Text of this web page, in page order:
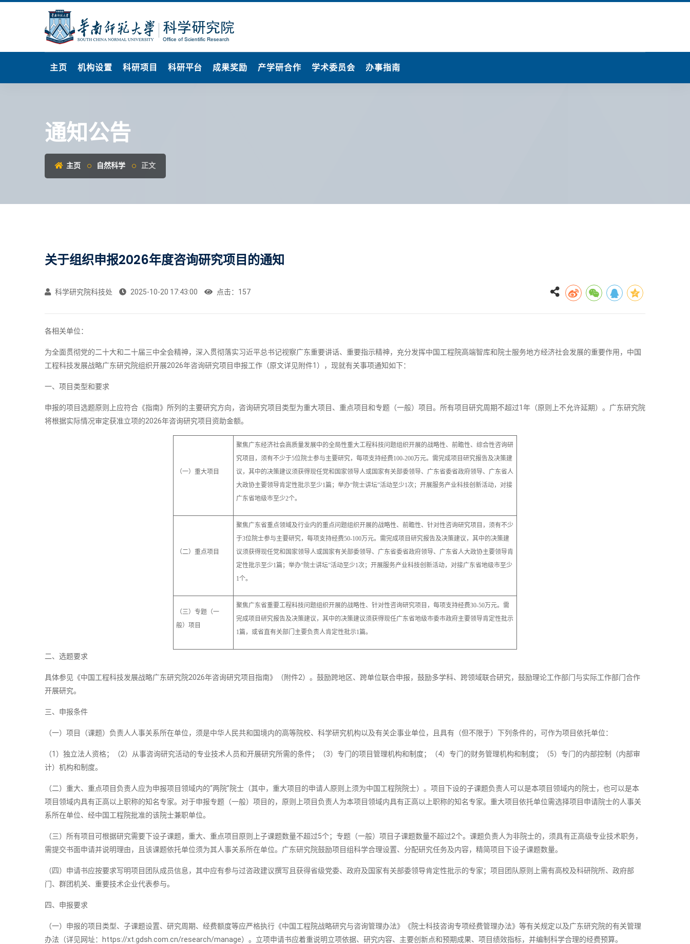
主页 机构设置 科研项目 科研平台 成果奖励 产学研合作 学术委员会 办事指南
通知公告
主页 自然科学 正文
关于组织申报2026年度咨询研究项目的通知
科学研究院科技处 2025-10-20 17:43:00 点击： 157
各相关单位：
为全面贯彻党的二十大和二十届三中全会精神，深入贯彻落实习近平总书记视察广东重要讲话、重要指示精神，充分发挥中国工程院高端智库和院士服务地方经济社会发展的重要作用，中国
工程科技发展战略广东研究院组织开展2026年咨询研究项目申报工作（原文详见附件1），现就有关事项通知如下：
一、项目类型和要求
申报的项目选题原则上应符合《指南》所列的主要研究方向，咨询研究项目类型为重大项目、重点项目和专题（一般）项目。所有项目研究周期不超过1年（原则上不允许延期）。广东研究院
将根据实际情况审定获准立项的2026年咨询研究项目资助金额。
（一）重大项目
聚焦广东经济社会高质量发展中的全局性重大工程科技问题组织开展的战略性、前瞻性、综合性咨询研
究项目，须有不少于5位院士参与主要研究，每项支持经费100-200万元。需完成项目研究报告及决策建
议，其中的决策建议须获得现任党和国家领导人或国家有关部委领导、广东省委省政府领导、广东省人
大政协主要领导肯定性批示至少1篇；举办“院士讲坛”活动至少1次；开展服务产业科技创新活动，对接
广东省地级市至少2个。
（二）重点项目
聚焦广东省重点领域及行业内的重点问题组织开展的战略性、前瞻性、针对性咨询研究项目，须有不少
于3位院士参与主要研究，每项支持经费50-100万元。需完成项目研究报告及决策建议，其中的决策建
议须获得现任党和国家领导人或国家有关部委领导、广东省委省政府领导、广东省人大政协主要领导肯
定性批示至少1篇；举办“院士讲坛”活动至少1次；开展服务产业科技创新活动，对接广东省地级市至少
1个。
（三）专题（一
般）项目
聚焦广东省重要工程科技问题组织开展的战略性、针对性咨询研究项目，每项支持经费30-50万元。需
完成项目研究报告及决策建议，其中的决策建议须获得现任广东省地级市委市政府主要领导肯定性批示
1篇，或省直有关部门主要负责人肯定性批示1篇。
二、选题要求
具体参见《中国工程科技发展战略广东研究院2026年咨询研究项目指南》（附件2）。鼓励跨地区、跨单位联合申报，鼓励多学科、跨领域联合研究，鼓励理论工作部门与实际工作部门合作
开展研究。
三、申报条件
（一）项目（课题）负责人人事关系所在单位，须是中华人民共和国境内的高等院校、科学研究机构以及有关企事业单位，且具有（但不限于）下列条件的，可作为项目依托单位：
（1）独立法人资格；（2）从事咨询研究活动的专业技术人员和开展研究所需的条件；（3）专门的项目管理机构和制度；（4）专门的财务管理机构和制度；（5）专门的内部控制（内部审
计）机构和制度。
（二）重大、重点项目负责人应为申报项目领域内的“两院”院士（其中，重大项目的申请人原则上须为中国工程院院士）。项目下设的子课题负责人可以是本项目领域内的院士，也可以是本
项目领域内具有正高以上职称的知名专家。对于申报专题（一般）项目的，原则上项目负责人为本项目领域内具有正高以上职称的知名专家。重大项目依托单位需选择项目申请院士的人事关
系所在单位、经中国工程院批准的该院士兼职单位。
（三）所有项目可根据研究需要下设子课题，重大、重点项目原则上子课题数量不超过5个；专题（一般）项目子课题数量不超过2个。课题负责人为非院士的，须具有正高级专业技术职务，
需提交书面申请并说明理由，且该课题依托单位须为其人事关系所在单位。广东研究院鼓励项目组科学合理设置、分配研究任务及内容，精简项目下设子课题数量。
（四）申请书应按要求写明项目团队成员信息，其中应有参与过咨政建议撰写且获得省级党委、政府及国家有关部委领导肯定性批示的专家；项目团队原则上需有高校及科研院所、政府部
门、群团机关、重要技术企业代表参与。
四、申报要求
（一）申报的项目类型、子课题设置、研究周期、经费额度等应严格执行《中国工程院战略研究与咨询管理办法》《院士科技咨询专项经费管理办法》等有关规定以及广东研究院的有关管理
办法（详见网址：https://xt.gdsh.com.cn/research/manage）。立项申请书应着重说明立项依据、研究内容、主要创新点和预期成果、项目绩效指标，并编制科学合理的经费预算。